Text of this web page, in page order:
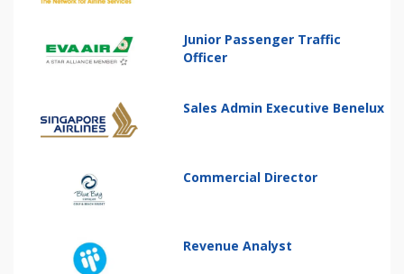
Junior Passenger Traffic
Officer
Sales Admin Executive Benelux
Commercial Director
Revenue Analyst